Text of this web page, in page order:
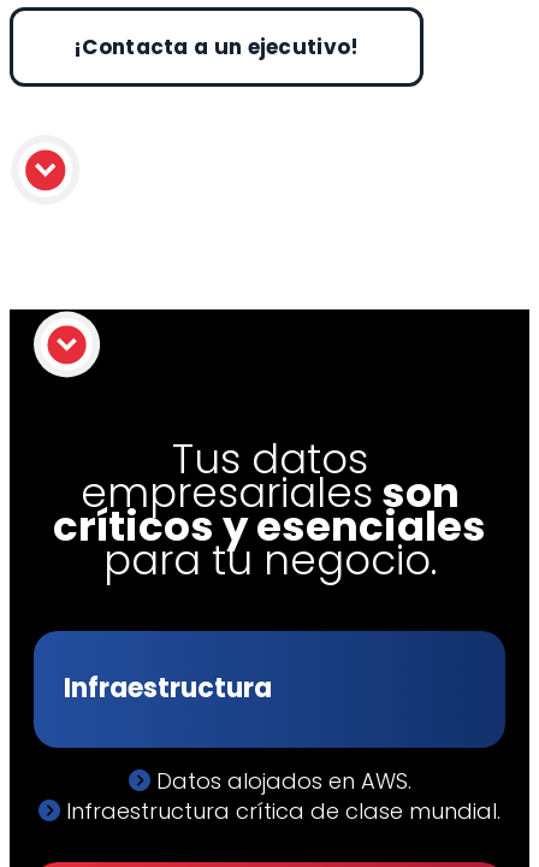
¡Contacta a un ejecutivo!
Tus datos
empresarialesson
críticos y esenciales
para tu negocio.
Infraestructura
Datos alojados en AWS.
Infraestructura crítica de clase mundial.